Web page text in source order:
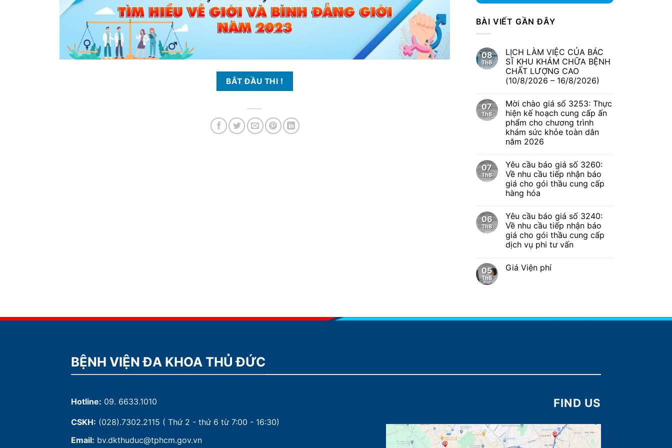
BẮT ĐẦU THI !
BÀI VIẾT GẦN ĐÂY
08
Th8
LỊCH LÀM VIỆC CỦA BÁC
SĨ KHU KHÁM CHỮA BỆNH
CHẤT LƯỢNG CAO
(10/8/2026 – 16/8/2026)
07
Th8
Mời chào giá số 3253: Thực
hiện kế hoạch cung cấp ấn
phẩm cho chương trình
khám sức khỏe toàn dân
năm 2026
07
Th8
Yêu cầu báo giá số 3260:
Về nhu cầu tiếp nhận báo
giá cho gói thầu cung cấp
hàng hóa
06
Th8
Yêu cầu báo giá số 3240:
Về nhu cầu tiếp nhận báo
giá cho gói thầu cung cấp
dịch vụ phi tư vấn
05
Th8
Giá Viện phí
BỆNH VIỆN ĐA KHOA THỦ ĐỨC
Hotline: 09. 6633.1010
CSKH: (028).7302.2115 ( Thứ 2 - thứ 6 từ 7:00 - 16:30)
Email: bv.dkthuduc@tphcm.gov.vn
FIND US